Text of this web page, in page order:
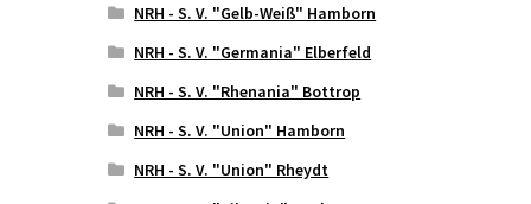
NRH - S. V. "Gelb-Weiß" Hamborn
NRH - S. V. "Germania" Elberfeld
NRH - S. V. "Rhenania" Bottrop
NRH - S. V. "Union" Hamborn
NRH - S. V. "Union" Rheydt